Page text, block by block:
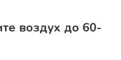
воздух до 60-